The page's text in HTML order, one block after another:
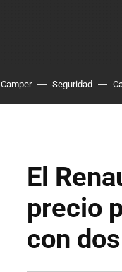
Camper Seguridad
El
precio
con